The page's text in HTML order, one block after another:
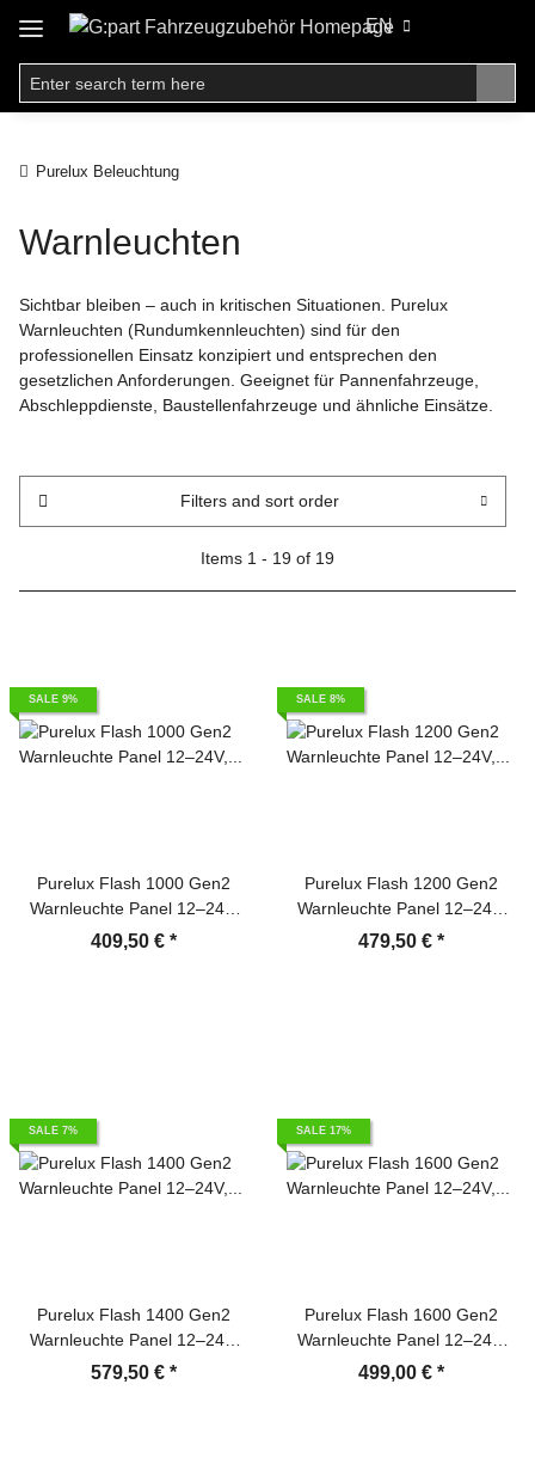
EN
Purelux Beleuchtung
Warnleuchten
Sichtbar bleiben – auch in kritischen Situationen. Purelux
Warnleuchten (Rundumkennleuchten) sind für den
professionellen Einsatz konzipiert und entsprechen den
gesetzlichen Anforderungen. Geeignet für Pannenfahrzeuge,
Abschleppdienste, Baustellenfahrzeuge und ähnliche Einsätze.
Filters and sort order
Items 1 - 19 of 19
SALE 9%
Purelux Flash 1000 Gen2
Warnleuchte Panel 12–24V,
120W – 1000mm – inkl.
409,50 € *
SALE 8%
Purelux Flash 1200 Gen2
Warnleuchte Panel 12–24V,
137W – 1200mm – inkl.
479,50 € *
SALE 7%
Purelux Flash 1400 Gen2
Warnleuchte Panel 12–24V,
150W – 1400mm – inkl.
579,50 € *
SALE 17%
Purelux Flash 1600 Gen2
Warnleuchte Panel 12–24V,
163W – 1600mm
499,00 € *